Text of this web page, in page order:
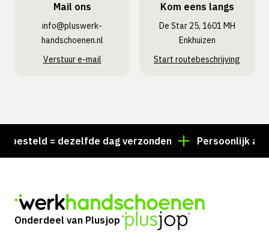
Mail ons
info@pluswerk­
handschoenen.nl
Verstuur e-mail
Kom eens langs
De Star 25, 1601 MH
Enkhuizen
Start routebeschrijving
= dezelfde dag verzonden Persoonlijk
Onderdeel van Plusjop